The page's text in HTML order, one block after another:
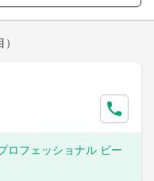
ロフェッショナル ビー